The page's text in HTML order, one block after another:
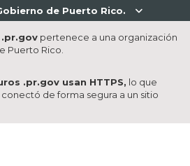
de Puerto Rico. 
pertenece a una organización
Puerto Rico.
.pr.gov usan HTTPS, lo que
de forma segura a un sitio